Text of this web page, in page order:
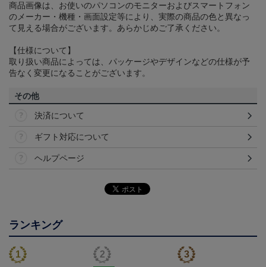
商品画像は、お使いのパソコンのモニターおよびスマートフォン
のメーカー・機種・画面設定等により、実際の商品の色と異なっ
て見える場合がございます。あらかじめご了承ください。
【仕様について】
取り扱い商品によっては、パッケージやデザインなどの仕様が予
告なく変更になることがございます。
その他
決済について
ギフト対応について
ヘルプページ
ランキング